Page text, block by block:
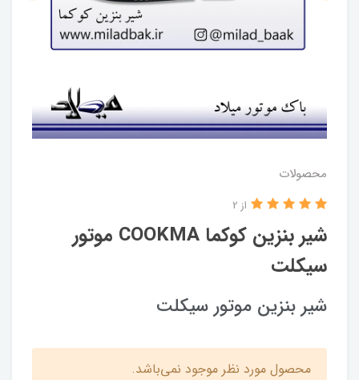
محصولات
شیر بنزین کوکما COOKMA موتور
سیکلت
از 2
شیر بنزین موتور سیکلت
محصول مورد نظر موجود نمی‌باشد.